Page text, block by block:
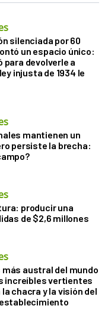
silenciada por 60
un espacio único:
para devolverle a
injusta de 1934 le
mantienen un
persiste la brecha:
producir una
de $2,6 millones
más austral del mundo
increíbles vertientes
chacra y la visión del